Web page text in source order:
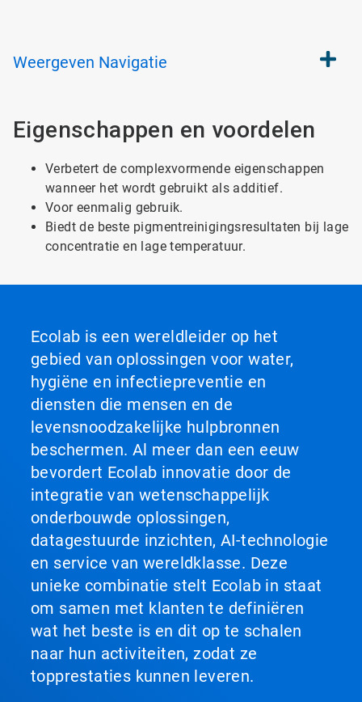
Weergeven Navigatie
Eigenschappen en voordelen
Verbetert de complexvormende eigenschappen
wanneer het wordt gebruikt als additief.
Voor eenmalig gebruik.
Biedt de beste pigmentreinigingsresultaten bij lage
concentratie en lage temperatuur.
Ecolab is een wereldleider op het
gebied van oplossingen voor water,
hygiëne en infectiepreventie en
diensten die mensen en de
levensnoodzakelijke hulpbronnen
beschermen. Al meer dan een eeuw
bevordert Ecolab innovatie door de
integratie van wetenschappelijk
onderbouwde oplossingen,
datagestuurde inzichten, AI-technologie
en service van wereldklasse. Deze
unieke combinatie stelt Ecolab in staat
om samen met klanten te definiëren
wat het beste is en dit op te schalen
naar hun activiteiten, zodat ze
topprestaties kunnen leveren.